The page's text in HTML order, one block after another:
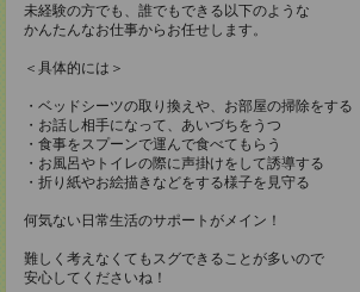
未経験の方でも、誰でもできる以下のような
かんたんなお仕事からお任せします。
＜具体的には＞
・ベッドシーツの取り換えや、お部屋の掃除をする
・お話し相手になって、あいづちをうつ
・食事をスプーンで運んで食べてもらう
・お風呂やトイレの際に声掛けをして誘導する
・折り紙やお絵描きなどをする様子を見守る
何気ない日常生活のサポートがメイン！
難しく考えなくてもスグできることが多いので
安心してくださいね！